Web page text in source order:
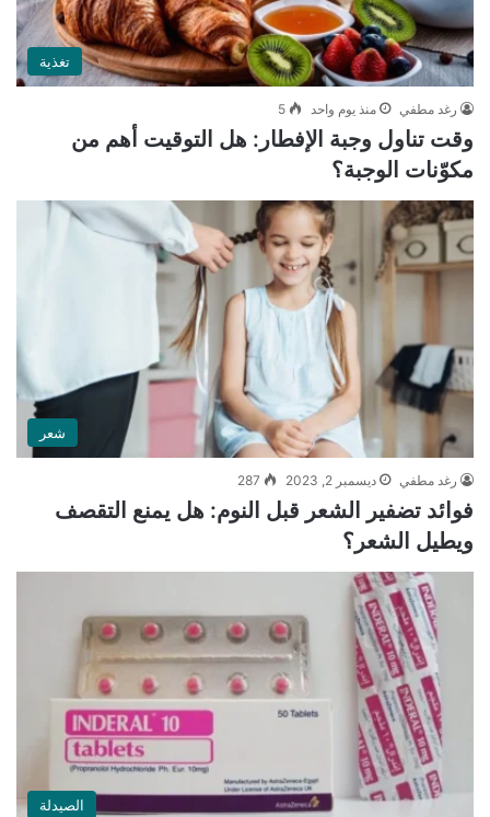
تغذية
رغد مطفي منذ يوم واحد 5
وقت تناول وجبة الإفطار: هل التوقيت أهم من
مكوّنات الوجبة؟
شعر
رغد مطفي ديسمبر 2, 2023 287
فوائد تضفير الشعر قبل النوم: هل يمنع التقصف
ويطيل الشعر؟
الصيدلة